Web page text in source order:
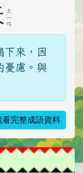
ㄊ
ㄧ
ㄢ
下來，因
憂慮。與
看完整成語資料